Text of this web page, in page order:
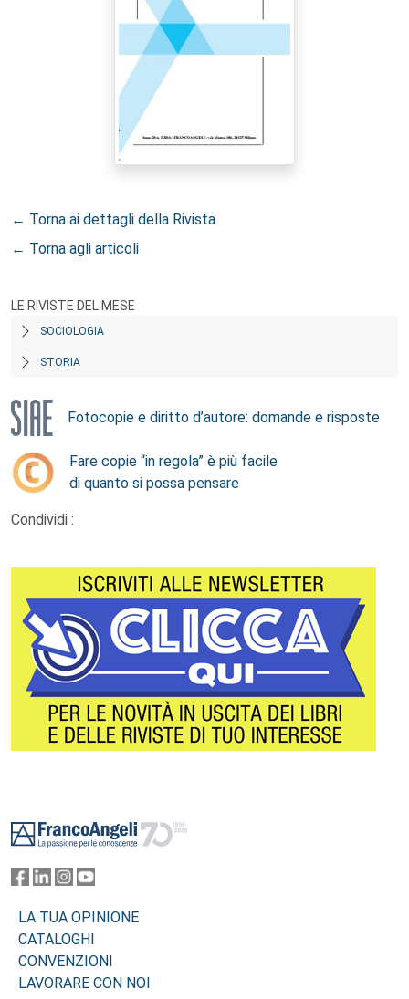
← Torna ai dettagli della Rivista
← Torna agli articoli
LE RIVISTE DEL MESE
SOCIOLOGIA
STORIA
Fotocopie e diritto d’autore: domande e risposte
Fare copie “in regola” è più facile
di quanto si possa pensare
Condividi :
LA TUA OPINIONE
CATALOGHI
CONVENZIONI
LAVORARE CON NOI